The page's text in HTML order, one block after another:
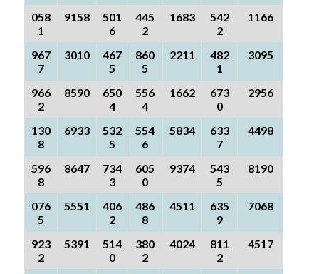
058
1
9158
501
6
445
2
1683
542
2
1166
967
7
3010
467
5
860
5
2211
482
1
3095
966
2
8590
650
4
556
4
1662
673
0
2956
130
8
6933
532
5
554
6
5834
633
7
4498
596
8
8647
734
3
605
0
9374
543
5
8190
076
5
5551
406
2
486
8
4511
635
9
7068
923
2
5391
514
0
380
2
4024
811
2
4517